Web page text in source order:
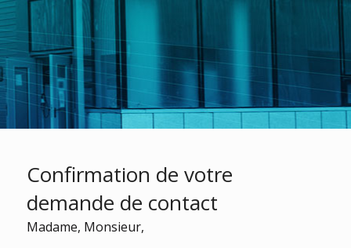
Confirmation de votre
demande de contact
Madame, Monsieur,